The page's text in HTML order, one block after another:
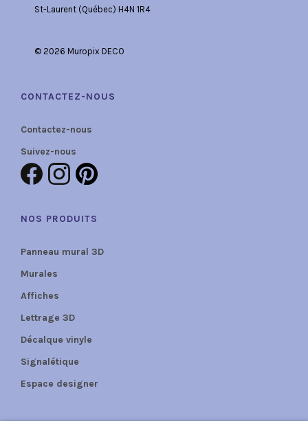
St-Laurent (Québec) H4N 1R4
© 2026 Muropix DECO
CONTACTEZ-NOUS
Contactez-nous
Suivez-nous
NOS PRODUITS
Panneau mural 3D
Murales
Affiches
Lettrage 3D
Décalque vinyle
Signalétique
Espace designer